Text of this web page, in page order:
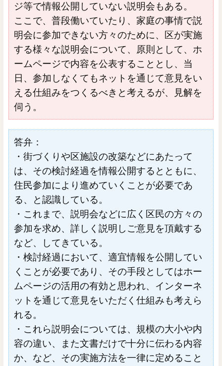
ジ等で情報公開していない説明会もある。
ここで、普段働いていたり、家庭の事情で説
明会に参加できない方々のために、区が実施
する様々な説明会について、原則として、ホ
ームページで内容を公表することとし、当
日、参加しなくてもネットを通じて意見をい
える仕組みをつくるべきと考えるが、見解を
伺う。
答弁：
・街づくりや区施設の改築などにあたって
は、その検討経過を情報公開するとともに、
住民参加により進めていくことが必要であ
る、と認識している。
・これまで、説明会などに広く区民の方々の
参加を求め、詳しく説明しご意見を頂戴する
など、してきている。
・検討経過において、適宜情報を公開してい
くことが必要であり、その手段としてはホー
ムページの活用の有効と思われ、インターネ
ットを通じて意見をいただく仕組みも考えら
れる。
・これら説明会については、規模の大小や内
容の違い、また文書だけで十分に伝わる内容
か、など、その実施方法を一律に定めること